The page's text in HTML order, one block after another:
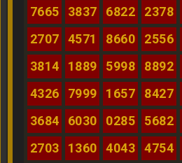
7665
3837 6822 2378
2707
4571 8660 2556
3814
1889 5998 8892
4326
7999 1657 8427
3684
6030 0285 5682
2703
1360 4043 4754